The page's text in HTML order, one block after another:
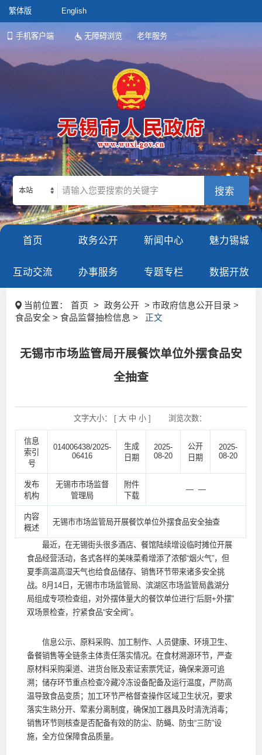
繁体版 English
手机客户端 无障碍浏览 老年服务
本站
首页 政务公开 新闻中心 魅力锡城
互动交流 办事服务 专题专栏 数据开放
当前位置： 首页 > 政务公开
> 市政府信息公开目录 >
食品安全 > 食品监督抽检信息 >
正文
无锡市市场监管局开展餐饮单位外摆食品安
全抽查
文字大小： [ 大 中 小] 浏览次数：
信息
索引
号
014006438/2025-
06416
生成
日期
2025-
08-20
公开
日期
2025-
08-20
发布
机构
无锡市市场监督
管理局
附件
下载
— —
内容
概述
无锡市市场监管局开展餐饮单位外摆食品安全抽查
最近，在无锡街头很多酒店、餐馆陆续增设临时摊位开展
食品经营活动，各式各样的美味菜肴增添了浓郁“烟火气”，但
夏季高温高湿天气也给食品储存、销售环节带来诸多安全挑
战。8月14日，无锡市市场监管局、滨湖区市场监管局蠡湖分
局组成专项检查组，对外摆体量大的餐饮单位进行“后厨+外摆”
双场景检查，拧紧食品“安全阀”。
信息公示、原料采购、加工制作、人员健康、环境卫生、
备餐销售等全链条主体责任落实情况。在食材溯源环节，严查
原材料采购渠道、进货台账及索证索票凭证，确保来源可追
溯；储存环节重点检查冷藏冷冻设备配备及运行温度，严防高
温导致食品变质；加工环节严格督查操作区域卫生状况，要求
落实生熟分开、荤素分离制度，确保加工器具及时清洗消毒；
销售环节则核查是否配备有效的防尘、防蝇、防虫“三防”设
施，全方位保障食品质量。